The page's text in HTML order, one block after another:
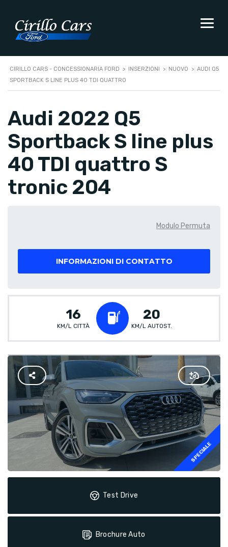
CIRILLO CARS - CONCESSIONARIA FORD > INSERZIONI > NUOVO > AUDI Q5
SPORTBACK S LINE PLUS 40 TDI QUATTRO
Audi 2022 Q5
Sportback S line plus
40 TDI quattro S
tronic 204
Modulo Permuta
INFORMAZIONI DI CONTATTO
16
KM/L CITTÀ
20
KM/L AUTOST.
SPECIALE
Test Drive
Brochure Auto